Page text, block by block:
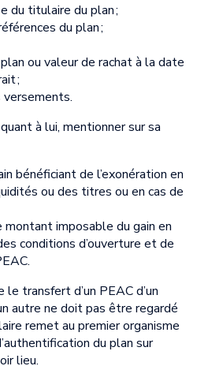
du titulaire du plan ;
du plan ;
ou valeur de rachat à la date
;
à lui, mentionner sur sa
bénéficiant de l’exonération en
ou des titres ou en cas de
montant imposable du gain en
conditions d’ouverture et de
transfert d’un PEAC d’un
autre ne doit pas être regardé
remet au premier organisme
du plan sur
lieu.